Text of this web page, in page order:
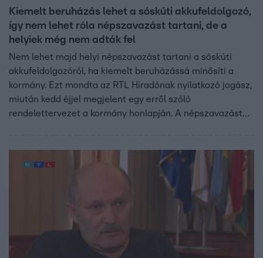
Kiemelt beruházás lehet a sóskúti akkufeldolgozó,
így nem lehet róla népszavazást tartani, de a
helyiek még nem adták fel
Nem lehet majd helyi népszavazást tartani a sóskúti
akkufeldolgozóról, ha kiemelt beruházássá minősíti a
kormány. Ezt mondta az RTL Híradónak nyilatkozó jogász,
miután kedd éjjel megjelent egy erről szóló
rendelettervezet a kormány honlapján. A népszavazást
a település levegőjét és a dolgozókat is folyamatosan
veszélyezteti.